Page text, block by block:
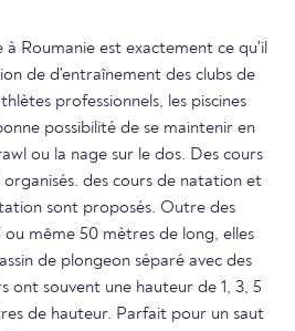
Roumanie est exactement ce qu'il
de d'entraînement des clubs de
professionnels, les piscines
possibilité de se maintenir en
ou la nage sur le dos. Des cours
des cours de natation et
sont proposés. Outre des
ou même 50 mètres de long, elles
de plongeon séparé avec des
ont souvent une hauteur de 1, 3, 5
de hauteur. Parfait pour un saut